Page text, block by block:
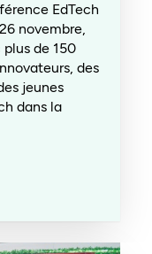
EdTech
novembre,
de 150
des
jeunes
dans la